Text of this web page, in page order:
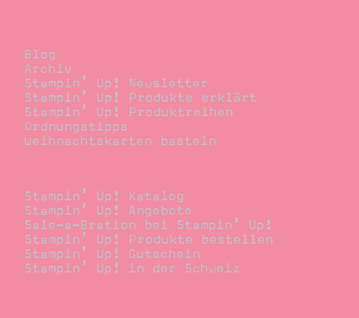
Blog
Archiv
Stampin’ Up! Newsletter
Stampin’ Up! Produkte erklärt
Stampin’ Up! Produktreihen
Ordnungstipps
Weihnachtskarten basteln
Stampin’ Up! Katalog
Stampin’ Up! Angebote
Sale-a-Bration bei Stampin’ Up!
Stampin’ Up! Produkte bestellen
Stampin’ Up! Gutschein
Stampin’ Up! in der Schweiz